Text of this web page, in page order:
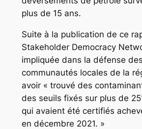
plus de 15 ans.
Suite à la publication de ce
Stakeholder Democracy
impliquée dans la défense des
communautés locales de la
avoir « trouvé des
des seuils fixés sur plus de
qui avaient été certifiés
en décembre 2021. »